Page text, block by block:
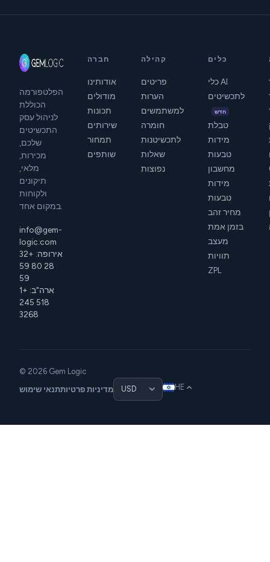
הפלטפורמה
הכוללת
לניהול עסק
התכשיטים
שלכם,
מכירות,
מלאי,
תיקונים
ולקוחות
info@gem-
logic.com
אירופה: +32
28 80 59
59
ארה"ב: +1
518 245
3268
חברה
אודותינו
מודולים
תכונות
שירותים
תמחור
שותפים
קהילה
פריטים
הערות
למשתמשים
חומרה
לתכשיטנות
שאלות
נפוצות
כלים
כלי AI
לתכשיטים
חדש
טבלת
מידות
טבעות
מחשבון
מידות
טבעות
מחיר זהב
בזמן אמת
מעצב
תוויות
ZPL
© 2026 Gem Logic
תנאי שימושמדיניות פרטיות HE